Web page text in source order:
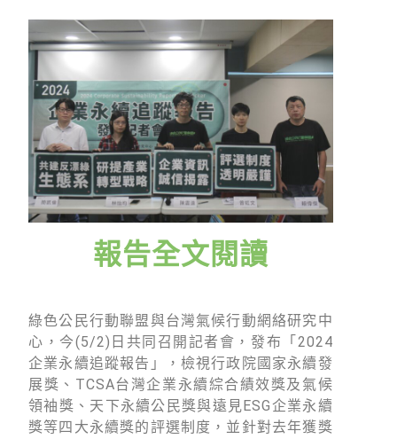
大事記
綠盟團隊
聯絡資訊
捐款徵信
年度報告與財報
綠盟倡議
透明足跡
綠盟觀點
新聞稿及聲明
投書及專欄
報告全文閱讀
綠色公民行動聯盟與台灣氣候行動網絡研究中
心，今(5/2)日共同召開記者會，發布「2024
企業永續追蹤報告」，檢視行政院國家永續發
展獎、TCSA台灣企業永續綜合績效獎及氣候
領袖獎、天下永續公民獎與遠見ESG企業永續
獎等四大永續獎的評選制度，並針對去年獲獎